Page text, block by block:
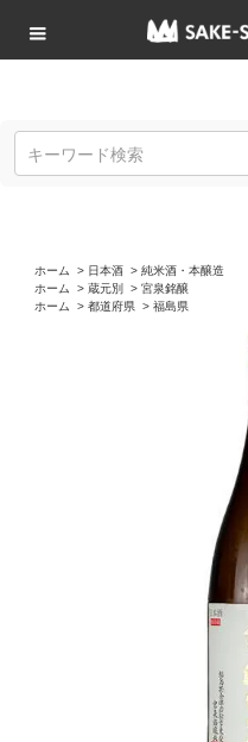
ホーム > 日本酒 > 純米酒・本醸造
ホーム
> 蔵元別 > 宮泉銘醸
ホーム
> 都道府県 > 福島県